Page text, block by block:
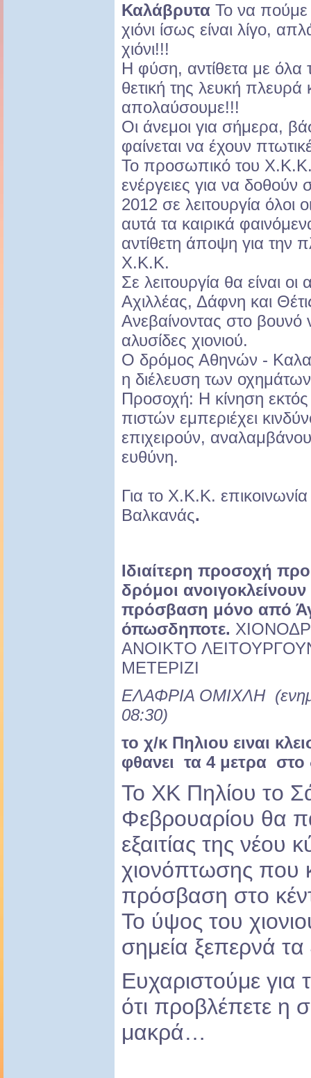
Καλάβρυτα Το να πούμε
χιόνι ίσως είναι λίγο,
χιόνι!!!
Η φύση, αντίθετα με όλα
θετική της λευκή πλευρά
απολαύσουμε!!!
Οι άνεμοι για σήμερα,
φαίνεται να έχουν
Το προσωπικό του Χ.Κ.Κ.
ενέργειες για να
2012 σε λειτουργία
αυτά τα καιρικά
αντίθετη άποψη για την
Χ.Κ.Κ.
Σε λειτουργία θα είναι
Αχιλλέας, Δάφνη και
Ανεβαίνοντας στο βουνό
αλυσίδες χιονιού.
Ο δρόμος Αθηνών -
η διέλευση των οχημάτων
Προσοχή: Η κίνηση
πιστών εμπεριέχει
επιχειρούν,
ευθύνη.
Για το Χ.Κ.Κ.
Βαλκανάς.
Ιδιαίτερη προσοχή
δρόμοι
πρόσβαση μόνο από
όπωσδηποτε.
ΑΝΟΙΚΤΟ
ΜΕΤΕΡΙΖΙ
ΕΛΑΦΡΙΑ ΟΜΙΧΛΗ
08:30)
το χ/κ Πηλιου ειναι
φθανει τα 4 μετρα
Το ΧΚ Πηλίου το
Φεβρουαρίου θα
εξαιτίας της νέου
χιονόπτωσης που
πρόσβαση στο
Το ύψος του
σημεία ξεπερνά
Ευχαριστούμε
ότι προβλέπετε η
μακρά…